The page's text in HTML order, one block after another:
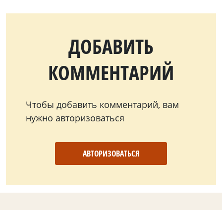
ДОБАВИТЬ
КОММЕНТАРИЙ
Чтобы добавить комментарий, вам
нужно авторизоваться
АВТОРИЗОВАТЬСЯ